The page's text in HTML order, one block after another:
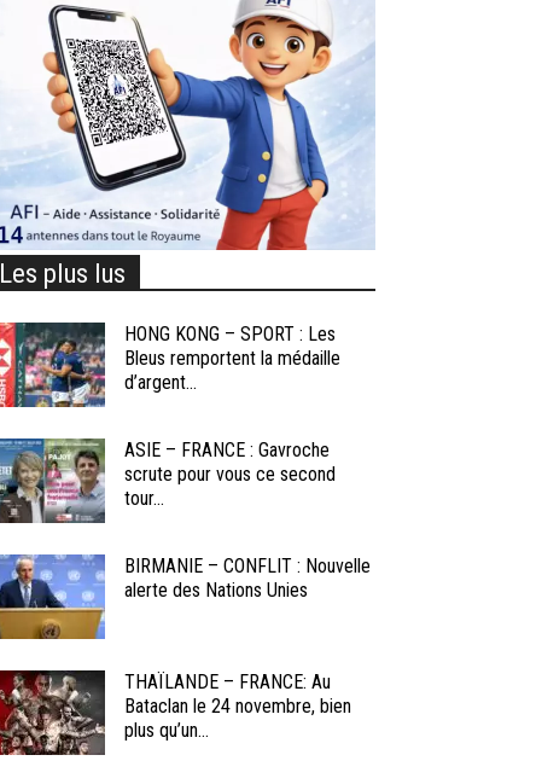
Les plus lus
HONG KONG – SPORT : Les
Bleus remportent la médaille
d’argent...
ASIE – FRANCE : Gavroche
scrute pour vous ce second
tour...
BIRMANIE – CONFLIT : Nouvelle
alerte des Nations Unies
THAÏLANDE – FRANCE: Au
Bataclan le 24 novembre, bien
plus qu’un...